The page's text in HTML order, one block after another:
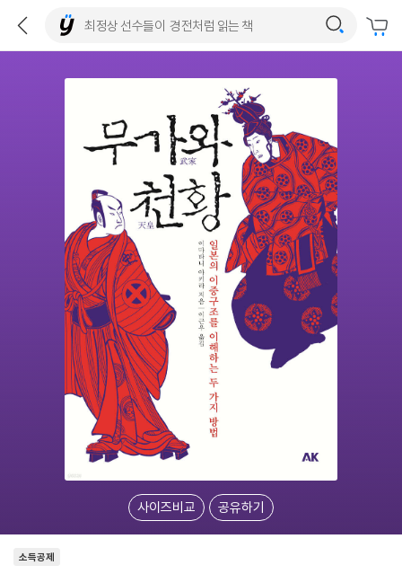
사이즈비교 공유하기
소득공제